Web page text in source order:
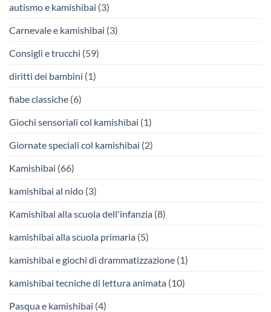
autismo e kamishibai (3)
Carnevale e kamishibai (3)
Consigli e trucchi (59)
diritti dei bambini (1)
fiabe classiche (6)
Giochi sensoriali col kamishibai (1)
Giornate speciali col kamishibai (2)
Kamishibai (66)
kamishibai al nido (3)
Kamishibai alla scuola dell'infanzia (8)
kamishibai alla scuola primaria (5)
kamishibai e giochi di drammatizzazione (1)
kamishibai tecniche di lettura animata (10)
Pasqua e kamishibai (4)